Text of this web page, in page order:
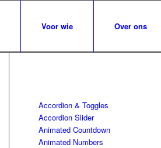
Voor wie Over ons
Accordion & Toggles
Accordion Slider
Animated Countdown
Animated Numbers